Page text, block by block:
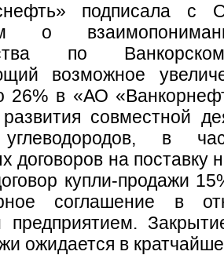
подписала с
о
по
возможное
26% в «АО
совместной
в
договоров на
купли-продажи
соглашение в
предприятием.
ожидается в